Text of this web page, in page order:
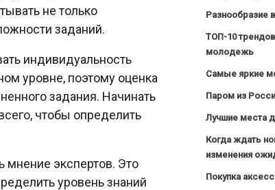
не только
заданий.
индивидуальность
уровне, поэтому оценка
задания. Начинать
чтобы определить
мнение экспертов. Это
уровень знаний
Разнообразие
ТОП-10
молодежь
Самые яркие
Паром из
Лучшие места
Когда ждать
изменения
Покупка